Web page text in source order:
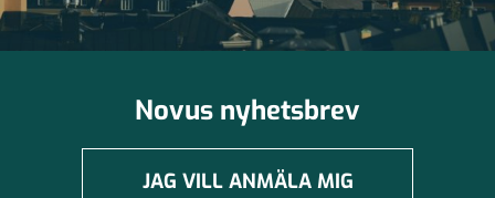
Novus nyhetsbrev
JAG VILL ANMÄLA MIG